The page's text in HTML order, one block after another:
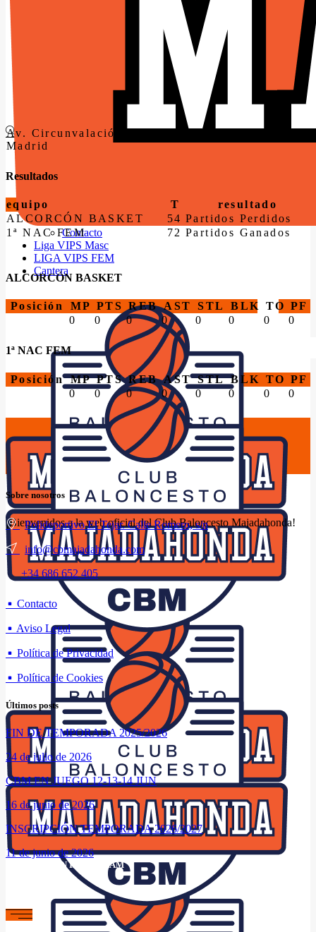
Premios
Contacto
Liga VIPS Masc
LIGA VIPS FEM
Cantera
Av. Circunvalación Norte, 1, 28918 Alcorcón,
Madrid
Resultados
equipo T
resultado
ALCORCÓN BASKET
54 Partidos Perdidos
1ª NAC FEM
72 Partidos Ganados
ALCORCÓN BASKET
Posición MP PTS REB AST STL BLK TO PF
0
0 0 0 0 0 0 0
1ª NAC FEM
Posición MP PTS REB AST STL BLK TO PF
0
0 0 0 0 0 0 0
Sobre nosotros
¡Bienvenidos a la web oficial del Club Baloncesto Majadahonda!
Polideportivo El Tejar. Calle Romero, s/n
info@cbmajadahonda.com
+34 686 652 405
Contacto
Aviso Legal
Política de Privacidad
Política de Cookies
Últimos posts
FIN DE TEMPORADA 2025/2026
24 de julio de 2026
CBM EN JUEGO 12-13-14 JUN
16 de junio de 2026
INSCRIPCIÓN TEMPORADA 2026/2027
11 de junio de 2026
SÍGUENOS EN INSTAGRAM